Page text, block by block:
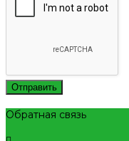
Отправить
Обратная связь